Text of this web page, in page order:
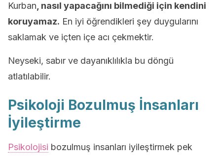
Kurban , nasıl yapacağını bilmediği için kendini
koruyamaz. En iyi öğrendikleri şey duygularını
saklamak ve içten içe acı çekmektir.
Neyseki, sabır ve dayanıklılıkla bu döngü
atlatılabilir.
Psikoloji Bozulmuş İnsanları
İyileştirme
Psikolojisi bozulmuş insanları iyileştirmek pek